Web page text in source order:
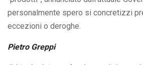
personalmente spero si concretizzi
eccezioni o deroghe.
Pietro Greppi